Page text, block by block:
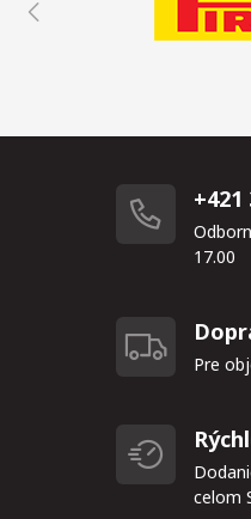
+421
17.00
Pre
celom